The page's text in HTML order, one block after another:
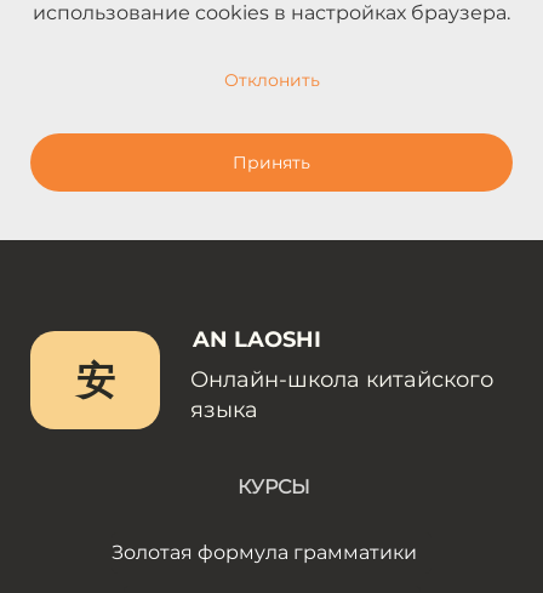
использование cookies в настройках браузера.
Отклонить
Принять
安
AN LAOSHI
Онлайн-школа китайского
языка
КУРСЫ
Золотая формула грамматики